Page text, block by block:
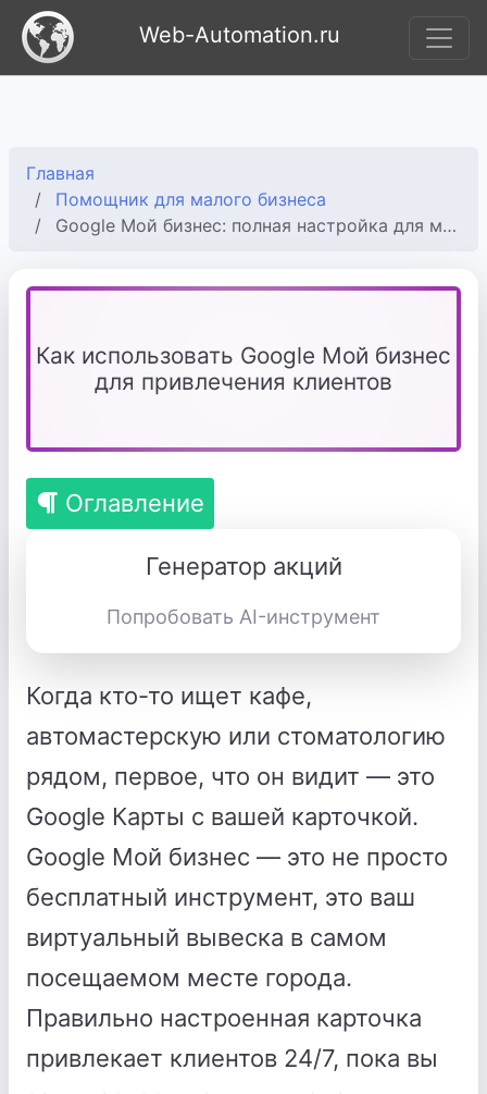
Web-Automation.ru
Главная
Помощник для малого бизнеса
Google Мой бизнес: полная настройка для местного бизнеса
Как использовать Google Мой бизнес
для привлечения клиентов
Оглавление
Генератор акций
Попробовать AI-инструмент
Когда кто-то ищет кафе,
автомастерскую или стоматологию
рядом, первое, что он видит — это
Google Карты с вашей карточкой.
Google Мой бизнес — это не просто
бесплатный инструмент, это ваш
виртуальный вывеска в самом
посещаемом месте города.
Правильно настроенная карточка
привлекает клиентов 24/7, пока вы